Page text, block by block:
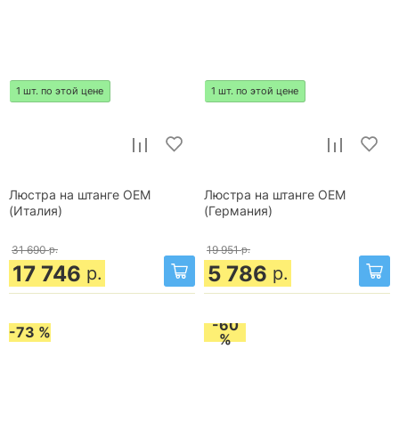
1 шт. по этой цене
Люстра на штанге OEM
(Италия)
31 690 р.
17 746 р.
1 шт. по этой цене
Люстра на штанге OEM
(Германия)
19 951 р.
5 786 р.
-73 %
-60
%